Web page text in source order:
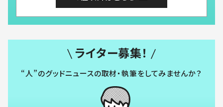
ライター募集！
“人”のグッドニュースの取材・執筆をしてみませんか？